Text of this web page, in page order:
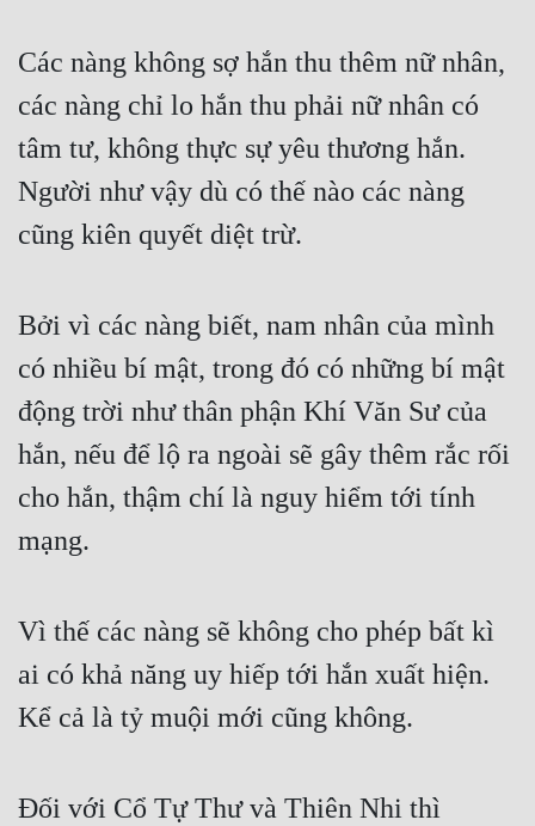
Các nàng không sợ hắn thu thêm nữ nhân,
các nàng chỉ lo hắn thu phải nữ nhân có
tâm tư, không thực sự yêu thương hắn.
Người như vậy dù có thế nào các nàng
cũng kiên quyết diệt trừ.
Bởi vì các nàng biết, nam nhân của mình
có nhiều bí mật, trong đó có những bí mật
động trời như thân phận Khí Văn Sư của
hắn, nếu để lộ ra ngoài sẽ gây thêm rắc rối
cho hắn, thậm chí là nguy hiểm tới tính
mạng.
Vì thế các nàng sẽ không cho phép bất kì
ai có khả năng uy hiếp tới hắn xuất hiện.
Kể cả là tỷ muội mới cũng không.
Đối với Cổ Tự Thư và Thiên Nhi thì